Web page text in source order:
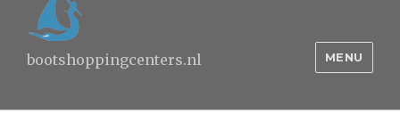
bootshoppingcenters.nl MENU